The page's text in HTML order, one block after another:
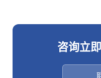
咨询立